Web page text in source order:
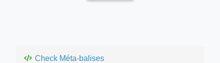
Check Méta-balises